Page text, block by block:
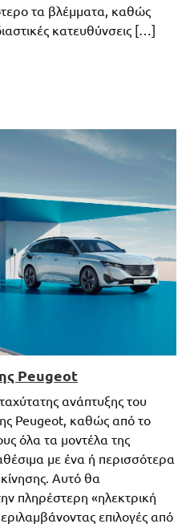
τα βλέμματα, καθώς
κατευθύνσεις […]
Peugeot
ανάπτυξης του
Peugeot, καθώς από το
όλα τα μοντέλα της
με ένα ή περισσότερα
Αυτό θα
πληρέστερη «ηλεκτρική
επιλογές από